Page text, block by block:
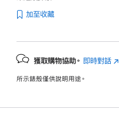
加至收藏
獲取購物協助。 即時對話 (以
開
所示錶殼僅供說明用途。